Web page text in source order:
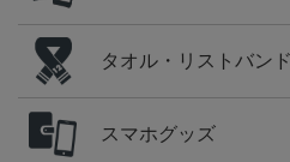
タオル・リストバンド
スマホグッズ